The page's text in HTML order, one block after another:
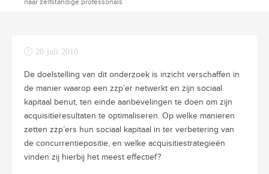
naar zelfstandige professonals
20 juli 2010
De doelstelling van dit onderzoek is inzicht verschaffen in
de manier waarop een zzp’er netwerkt en zijn sociaal
kapitaal benut, ten einde aanbevelingen te doen om zijn
acquisitieresultaten te optimaliseren. Op welke manieren
zetten zzp’ers hun sociaal kapitaal in ter verbetering van
de concurrentiepositie, en welke acquisitiestrategieën
vinden zij hierbij het meest effectief?